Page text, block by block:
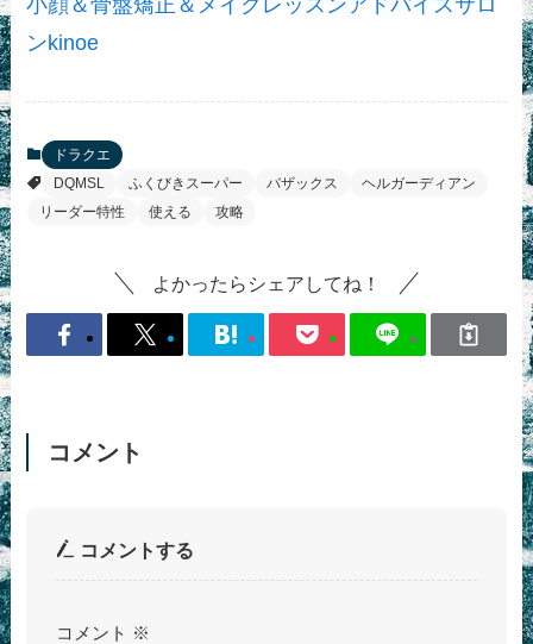
小顔＆骨盤矯正＆メイクレッスンアドバイスサロ
ンkinoe
ドラクエ
DQMSL
ふくびきスーパー バザックス
ヘルガーディアン
リーダー特性
使える 攻略
よかったらシェアしてね！
コメント
コメントする
コメント ※